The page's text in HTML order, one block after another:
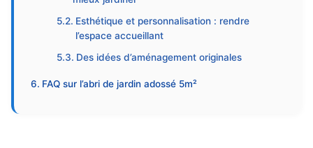
Esthétique et personnalisation : rendre
l’espace accueillant
Des idées d’aménagement originales
FAQ sur l’abri de jardin adossé 5m²